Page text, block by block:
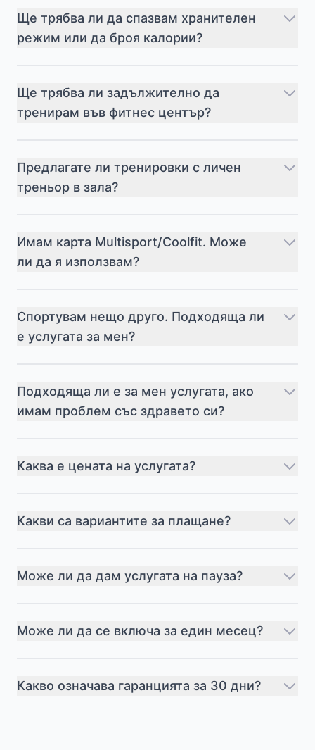
Ще трябва ли да спазвам хранителен
режим или да броя калории?
Ще трябва ли задължително да
тренирам във фитнес център?
Предлагате ли тренировки с личен
треньор в зала?
Имам карта Multisport/Coolfit. Може
ли да я използвам?
Спортувам нещо друго. Подходяща ли
е услугата за мен?
Подходяща ли е за мен услугата, ако
имам проблем със здравето си?
Каква е цената на услугата?
Какви са вариантите за плащане?
Може ли да дам услугата на пауза?
Може ли да се включа за един месец?
Какво означава гаранцията за 30 дни?